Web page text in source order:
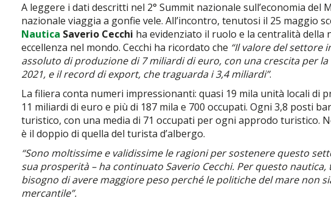
A leggere i dati descritti nel 2° Summit nazionale sull’economia del
nazionale viaggia a gonfie vele. All’incontro, tenutosi il 25 maggio
Nautica Saverio Cecchi ha evidenziato il ruolo e la centralità della
eccellenza nel mondo. Cecchi ha ricordato che “Il valore del settore
assoluto di produzione di 7 miliardi di euro, con una crescita per
2021, e il record di export, che traguarda i 3,4 miliardi”.
La filiera conta numeri impressionanti: quasi 19 mila unità locali di
11 miliardi di euro e più di 187 mila e 700 occupati. Ogni 3,8 posti
turistico, con una media di 71 occupati per ogni approdo turistico.
è il doppio di quella del turista d’albergo.
“Sono moltissime e validissime le ragioni per sostenere questo
sua prosperità – ha continuato Saverio Cecchi. Per questo
bisogno di avere maggiore peso perché le politiche del mare non
mercantile”.